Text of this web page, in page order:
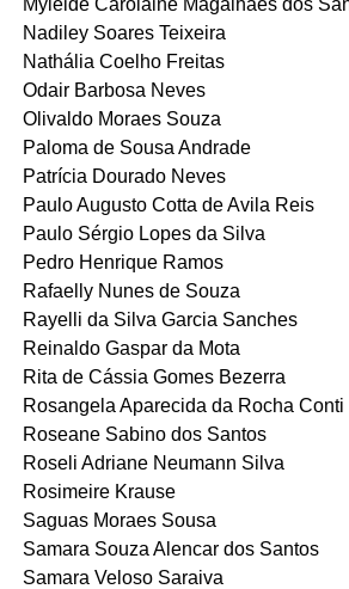
Myleide Carolaine Magalhães dos
Nadiley Soares Teixeira
Nathália Coelho Freitas
Odair Barbosa Neves
Olivaldo Moraes Souza
Paloma de Sousa Andrade
Patrícia Dourado Neves
Paulo Augusto Cotta de Avila Reis
Paulo Sérgio Lopes da Silva
Pedro Henrique Ramos
Rafaelly Nunes de Souza
Rayelli da Silva Garcia Sanches
Reinaldo Gaspar da Mota
Rita de Cássia Gomes Bezerra
Rosangela Aparecida da Rocha Conti
Roseane Sabino dos Santos
Roseli Adriane Neumann Silva
Rosimeire Krause
Saguas Moraes Sousa
Samara Souza Alencar dos Santos
Samara Veloso Saraiva